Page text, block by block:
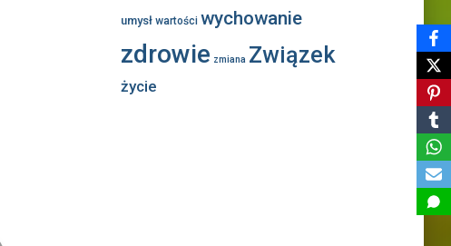
umysł wartości wychowanie
zdrowie zmiana Związek
życie